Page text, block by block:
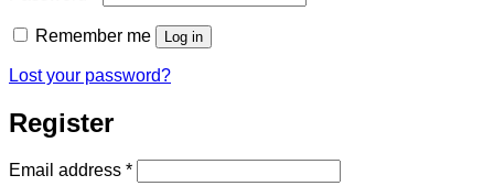
Remember me Log in
Lost your password?
Register
Email address *Required